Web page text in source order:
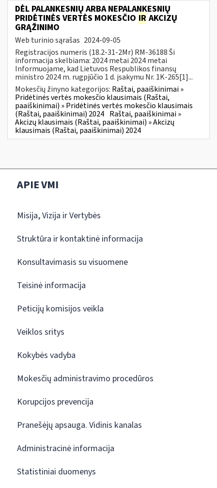
DĖL PALANKESNIŲ ARBA NEPALANKESNIŲ
PRIDĖTINĖS VERTĖS MOKESČIO IR AKCIZŲ
GRĄŽINIMO
Web turinio sąrašas 2024-09-05
Registracijos numeris (18.2-31-2Mr) RM-36188 Ši
informacija skelbiama: 2024 metai 2024 metai
Informuojame, kad Lietuvos Respublikos finansų
ministro 2024 m. rugpjūčio 1 d. įsakymu Nr. 1K-265[1]...
Mokesčių žinyno kategorijos: Raštai, paaiškinimai »
Pridėtinės vertės mokesčio klausimais (Raštai,
paaiškinimai) » Pridėtinės vertės mokesčio klausimais
(Raštai, paaiškinimai) 2024 Raštai, paaiškinimai »
Akcizų klausimais (Raštai, paaiškinimai) » Akcizų
klausimais (Raštai, paaiškinimai) 2024
APIE VMI
Misija, Vizija ir Vertybės
Struktūra ir kontaktinė informacija
Konsultavimasis su visuomene
Teisinė informacija
Peticijų komisijos veikla
Veiklos sritys
Kokybės vadyba
Mokesčių administravimo procedūros
Korupcijos prevencija
Pranešėjų apsauga. Vidinis kanalas
Administracinė informacija
Statistiniai duomenys